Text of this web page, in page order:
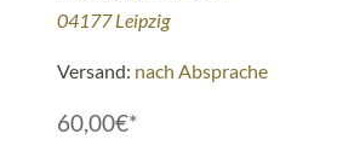
04177 Leipzig
Versand: nach Absprache
60,00€*